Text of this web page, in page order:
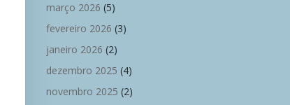
março 2026 (5)
fevereiro 2026 (3)
janeiro 2026 (2)
dezembro 2025 (4)
novembro 2025 (2)